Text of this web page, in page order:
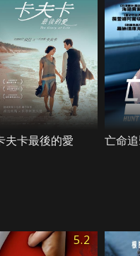
夫卡最後的愛 亡命
5.2